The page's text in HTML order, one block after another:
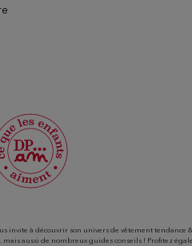
invite à découvrir son univers de vêtement
aussi de nombreux guides conseils ! Profitez